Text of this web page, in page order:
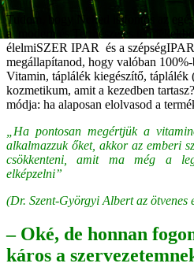
Tudom, hogy Neked is fontos az
a modern és Természetes
élelmiSZER IPAR és a
megállapítanod, hogy valóban 100%-
Vitamin, táplálék kiegészítő, táplálék
kozmetikum, amit a kezedben
módja: ha alaposan elolvasod a
„Ha pontosan megértjük a
alkalmazzuk őket, akkor az emberi
csökkenteni, amit ma még a
elképzelni”
(Dr. Szent-Györgyi Albert az ötvenes
– Oké, de honnan
káros a